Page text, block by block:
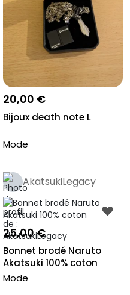
20,00 €
Bijoux death note L
Mode
AkatsukiLegacy
25,00 €
Bonnet brodé Naruto
Akatsuki 100% coton
Mode